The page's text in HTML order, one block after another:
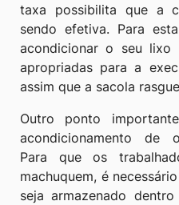
taxa possibilita que a
sendo efetiva. Para
acondicionar o seu lixo
apropriadas para a
assim que a sacola
Outro ponto
acondicionamento de
Para que os
machuquem, é
seja armazenado